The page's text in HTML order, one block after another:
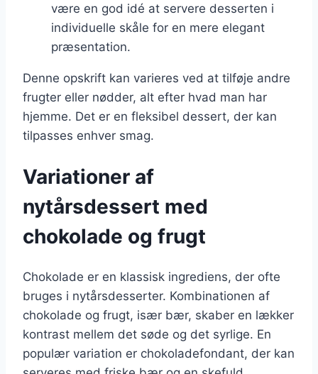
være en god idé at servere desserten i
individuelle skåle for en mere elegant
præsentation.
Denne opskrift kan varieres ved at tilføje andre
frugter eller nødder, alt efter hvad man har
hjemme. Det er en fleksibel dessert, der kan
tilpasses enhver smag.
Variationer af
nytårsdessert med
chokolade og frugt
Chokolade er en klassisk ingrediens, der ofte
bruges i nytårsdesserter. Kombinationen af
chokolade og frugt, især bær, skaber en lækker
kontrast mellem det søde og det syrlige. En
populær variation er chokoladefondant, der kan